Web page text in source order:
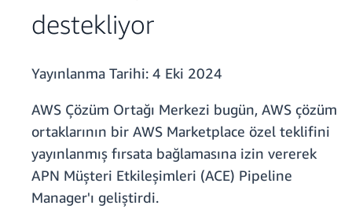
destekliyor
Yayınlanma Tarihi: 4 Eki 2024
AWS Çözüm Ortağı Merkezi bugün, AWS çözüm
ortaklarının bir AWS Marketplace özel teklifini
yayınlanmış fırsata bağlamasına izin vererek
APN Müşteri Etkileşimleri (ACE) Pipeline
Manager'ı geliştirdi.